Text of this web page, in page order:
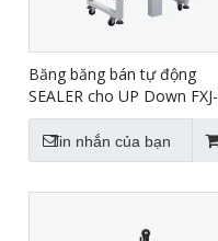
Băng băng bán tự động
SEALER cho UP Down FXJ-
6050
Tin nhắn của bạn